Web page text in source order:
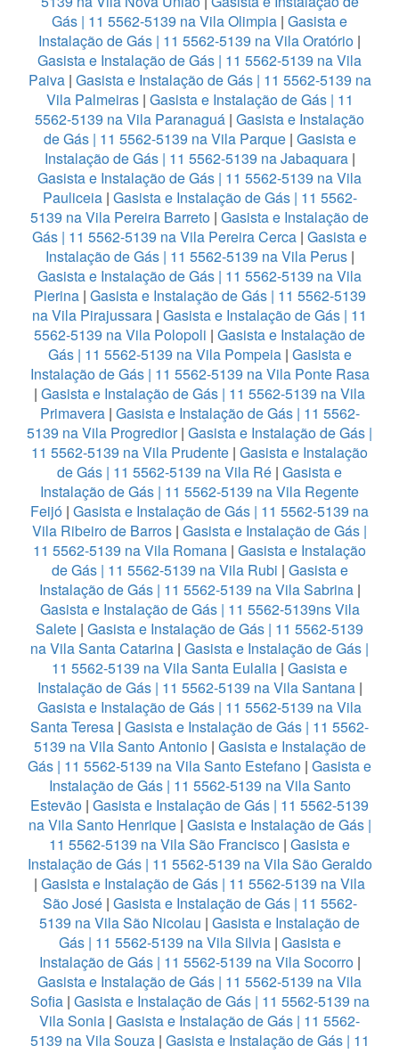
Gás | 11 5562-5139 na Vila Olimpia | Gasista e
Instalação de Gás | 11 5562-5139 na Vila Oratório |
Gasista e Instalação de Gás | 11 5562-5139 na Vila
Paiva| Gasista e Instalação de Gás | 11 5562-5139 na
Vila Palmeiras| Gasista e Instalação de Gás | 11
5562-5139 na Vila Paranaguá | Gasista e Instalação
de Gás | 11 5562-5139 na Vila Parque| Gasista e
Instalação de Gás | 11 5562-5139 na Jabaquara|
Gasista e Instalação de Gás | 11 5562-5139 na Vila
Pauliceia| Gasista e Instalação de Gás | 11 5562-
5139 na Vila Pereira Barreto | Gasista e Instalação de
Gás | 11 5562-5139 na Vila Pereira Cerca | Gasista e
Instalação de Gás | 11 5562-5139 na Vila Perus|
Gasista e Instalação de Gás | 11 5562-5139 na Vila
Pierina| Gasista e Instalação de Gás | 11 5562-5139
na Vila Pirajussara | Gasista e Instalação de Gás | 11
5562-5139 na Vila Polopoli | Gasista e Instalação de
Gás | 11 5562-5139 na Vila Pompeia| Gasista e
Instalação de Gás | 11 5562-5139 na Vila Ponte Rasa
| Gasista e Instalação de Gás | 11 5562-5139 na Vila
Primavera| Gasista e Instalação de Gás | 11 5562-
5139 na Vila Progredior| Gasista e Instalação de Gás |
11 5562-5139 na Vila Prudente | Gasista e Instalação
de Gás | 11 5562-5139 na Vila Ré | Gasista e
Instalação de Gás | 11 5562-5139 na Vila Regente
Feijó | Gasista e Instalação de Gás | 11 5562-5139 na
Vila Ribeiro de Barros | Gasista e Instalação de Gás |
11 5562-5139 na Vila Romana | Gasista e Instalação
de Gás | 11 5562-5139 na Vila Rubi | Gasista e
Instalação de Gás | 11 5562-5139 na Vila Sabrina|
Gasista e Instalação de Gás | 11 5562-5139ns Vila
Salete | Gasista e Instalação de Gás | 11 5562-5139
na Vila Santa Catarina | Gasista e Instalação de Gás |
11 5562-5139 na Vila Santa Eulalia | Gasista e
Instalação de Gás | 11 5562-5139 na Vila Santana|
Gasista e Instalação de Gás | 11 5562-5139 na Vila
Santa Teresa | Gasista e Instalação de Gás | 11 5562-
5139 na Vila Santo Antonio| Gasista e Instalação de
Gás | 11 5562-5139 na Vila Santo Estefano | Gasista e
Instalação de Gás | 11 5562-5139 na Vila Santo
Estevão | Gasista e Instalação de Gás | 11 5562-5139
na Vila Santo Henrique| Gasista e Instalação de Gás |
11 5562-5139 na Vila São Francisco | Gasista e
Instalação de Gás | 11 5562-5139 na Vila São Geraldo
| Gasista e Instalação de Gás | 11 5562-5139 na Vila
São José| Gasista e Instalação de Gás | 11 5562-
5139 na Vila São Nicolau | Gasista e Instalação de
Gás | 11 5562-5139 na Vila Silvia| Gasista e
Instalação de Gás | 11 5562-5139 na Vila Socorro|
Gasista e Instalação de Gás | 11 5562-5139 na Vila
Sofia| Gasista e Instalação de Gás | 11 5562-5139 na
Vila Sonia | Gasista e Instalação de Gás | 11 5562-
5139 na Vila Souza| Gasista e Instalação de Gás | 11